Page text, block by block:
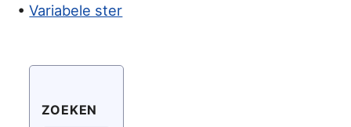
•Variabele ster
ZOEKEN